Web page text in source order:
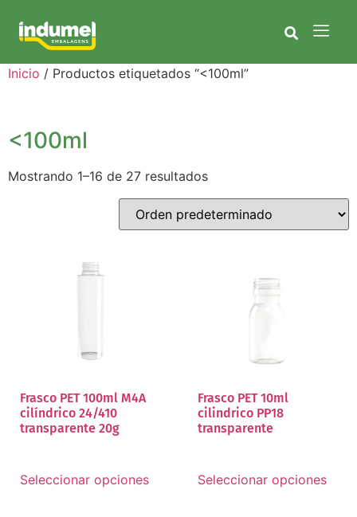
Inicio / Productos etiquetados “<100ml”
<100ml
Mostrando 1–16 de 27 resultados
Frasco PET 100ml M4A
cilíndrico 24/410
transparente 20g
Seleccionar opciones
Frasco PET 10ml
cilindrico PP18
transparente
Seleccionar opciones